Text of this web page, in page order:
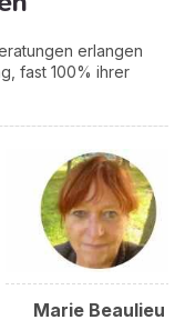
erlangen
fast 100% ihrer
Marie Beaulieu